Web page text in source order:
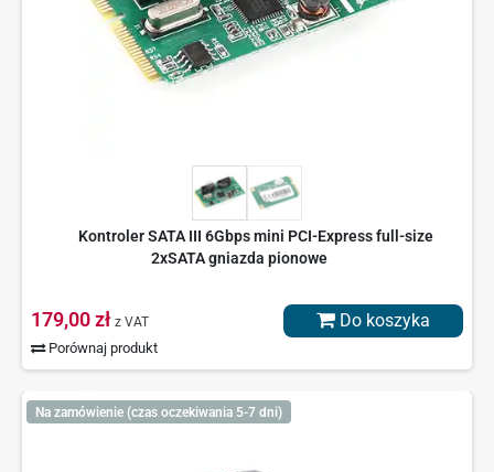
Kontroler SATA III 6Gbps mini PCI-Express full-size
2xSATA gniazda pionowe
179,00 zł z VAT
Porównaj produkt
Do koszyka
Na zamówienie (czas oczekiwania 5-7 dni)